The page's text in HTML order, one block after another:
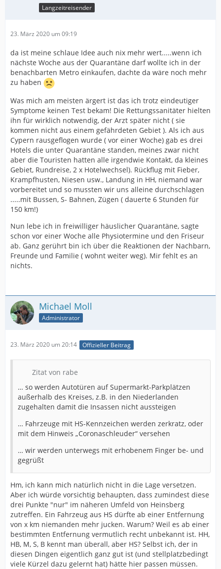
Langzeitreisender
23. März 2020 um 09:19
da ist meine schlaue Idee auch nix mehr wert.....wenn ich
nächste Woche aus der Quarantäne darf wollte ich in der
benachbarten Metro einkaufen, dachte da wäre noch mehr
zu haben
Was mich am meisten ärgert ist das ich trotz eindeutiger
Symptome keinen Test bekam! Die Rettungssanitäter hielten
ihn für wirklich notwendig, der Arzt später nicht ( sie
kommen nicht aus einem gefährdeten Gebiet ). Als ich aus
Cypern rausgeflogen wurde ( vor einer Woche) gab es drei
Hotels die unter Quarantäne standen, meines zwar nicht
aber die Touristen hatten alle irgendwie Kontakt, da kleines
Gebiet, Rundreise, 2 x Hotelwechsel). Rückflug mit Fieber,
Krampfhusten, Niesen usw., Landung in HH, niemand war
vorbereitet und so mussten wir uns alleine durchschlagen
.....mit Bussen, S- Bahnen, Zügen ( dauerte 6 Stunden für
150 km!)
Nun lebe ich in freiwilliger häuslicher Quarantäne, sagte
schon vor einer Woche alle Physiotermine und den Friseur
ab. Ganz gerührt bin ich über die Reaktionen der Nachbarn,
Freunde und Familie ( wohnt weiter weg). Mir fehlt es an
nichts.
Michael Moll
Administrator
23. März 2020 um 20:14 Offizieller Beitrag
Zitat von rabe
… so werden Autotüren auf Supermarkt-Parkplätzen
außerhalb des Kreises, z.B. in den Niederlanden
zugehalten damit die Insassen nicht aussteigen
… Fahrzeuge mit HS-Kennzeichen werden zerkratz, oder
mit dem Hinweis „Coronaschleuder“ versehen
… wir werden unterwegs mit erhobenem Finger be- und
gegrüßt
Hm, ich kann mich natürlich nicht in die Lage versetzen.
Aber ich würde vorsichtig behaupten, dass zumindest diese
drei Punkte "nur" im näheren Umfeld von Heinsberg
zutreffen. Ein Fahrzeug aus HS dürfte ab einer Entfernung
von x km niemanden mehr jucken. Warum? Weil es ab einer
bestimmten Entfernung vermutlich recht unbekannt ist. HH,
HB, M, S, B kennt man überall, aber HS? Selbst ich, der in
diesen Dingen eigentlich ganz gut ist (und stellplatzbedingt
viele Kürzel dazu gelernt hat) hätte hier passen müssen.